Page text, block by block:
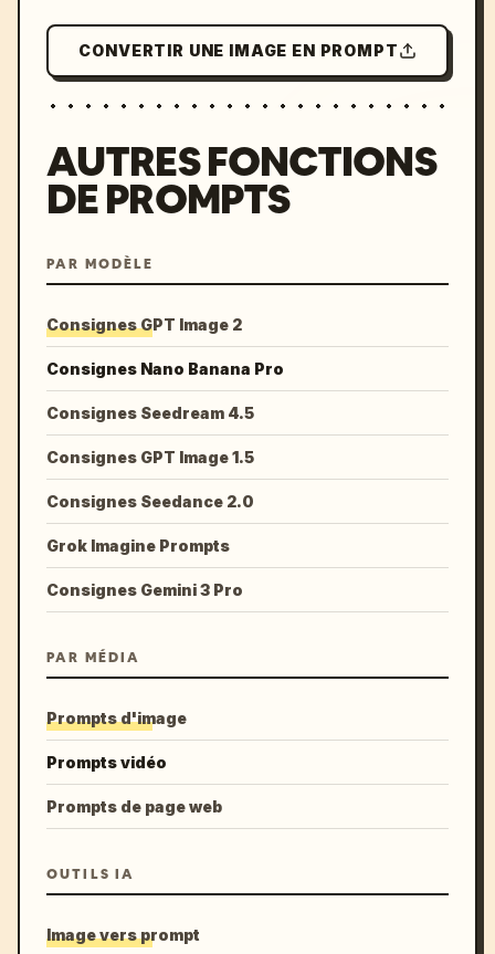
CONVERTIR UNE IMAGE EN PROMPT
AUTRES FONCTIONS
DE PROMPTS
PAR MODÈLE
Consignes GPT Image 2
Consignes Nano Banana Pro
Consignes Seedream 4.5
Consignes GPT Image 1.5
Consignes Seedance 2.0
Grok Imagine Prompts
Consignes Gemini 3 Pro
PAR MÉDIA
Prompts d'image
Prompts vidéo
Prompts de page web
OUTILS IA
Image vers prompt